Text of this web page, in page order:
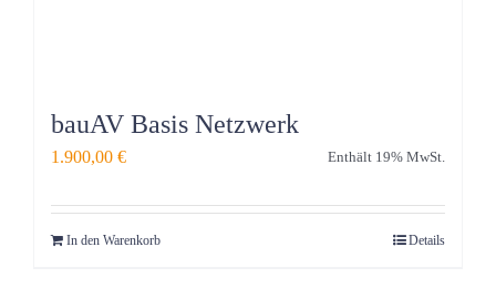
bauAV Basis Netzwerk
1.900,00 € Enthält 19% MwSt.
In den Warenkorb Details